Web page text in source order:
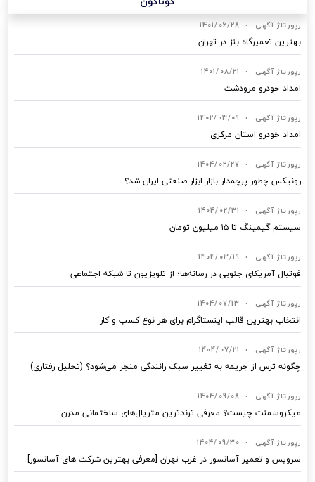
رپورتاژ آگهی •
1401/06/28
بهترین تعمیرگاه بنز در تهران
رپورتاژ آگهی •
1401/08/21
امداد خودرو مرودشت
رپورتاژ آگهی •
1402/03/09
امداد خودرو استان مرکزی
رپورتاژ آگهی •
1404/02/27
رونیکس چطور پرچمدار بازار ابزار صنعتی ایران شد؟
رپورتاژ آگهی •
1404/02/31
سیستم گیمینگ تا ۱۵ میلیون تومان
رپورتاژ آگهی •
1404/03/19
فوتبال آمریکای جنوبی در رسانه‌ها؛ از تلویزیون تا شبکه اجتماعی
رپورتاژ آگهی •
1404/07/13
انتخاب بهترین قالب‌ اینستاگرام برای هر نوع کسب‌ و کار
رپورتاژ آگهی •
1404/07/21
چگونه ترس از جریمه به تغییر سبک رانندگی منجر می‌شود؟ (تحلیل رفتاری)
رپورتاژ آگهی •
1404/09/08
میکروسمنت چیست؟ معرفی ترندترین متریال‌های ساختمانی مدرن
رپورتاژ آگهی •
1404/09/30
سرویس و تعمیر آسانسور در غرب تهران [معرفی بهترین شرکت های آسانسور]